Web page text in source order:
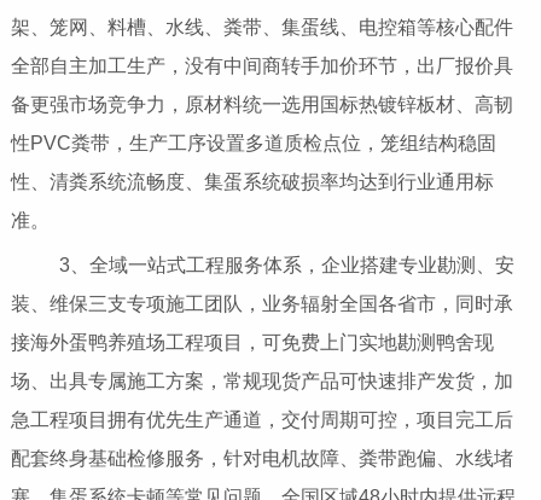
架、笼网、料槽、水线、粪带、集蛋线、电控箱等核心配件
全部自主加工生产，没有中间商转手加价环节，出厂报价具
备更强市场竞争力，原材料统一选用国标热镀锌板材、高韧
性PVC粪带，生产工序设置多道质检点位，笼组结构稳固
性、清粪系统流畅度、集蛋系统破损率均达到行业通用标
准。
3、全域一站式工程服务体系，企业搭建专业勘测、安
装、维保三支专项施工团队，业务辐射全国各省市，同时承
接海外蛋鸭养殖场工程项目，可免费上门实地勘测鸭舍现
场、出具专属施工方案，常规现货产品可快速排产发货，加
急工程项目拥有优先生产通道，交付周期可控，项目完工后
配套终身基础检修服务，针对电机故障、粪带跑偏、水线堵